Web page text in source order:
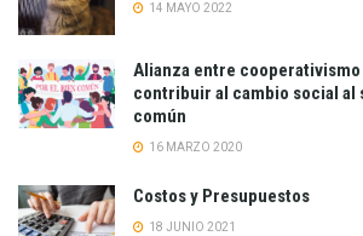
14 MAYO 2022
Alianza entre
contribuir al cambio social al
común
16 MARZO 2020
Costos y Presupuestos
18 JUNIO 2021